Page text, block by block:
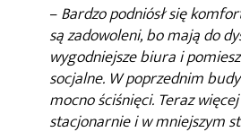
–Bardzo podniósł się
są zadowoleni, bo mają do
wygodniejsze biura i
socjalne. W poprzednim
mocno ściśnięci. Teraz
stacjonarnie i w mniejszym